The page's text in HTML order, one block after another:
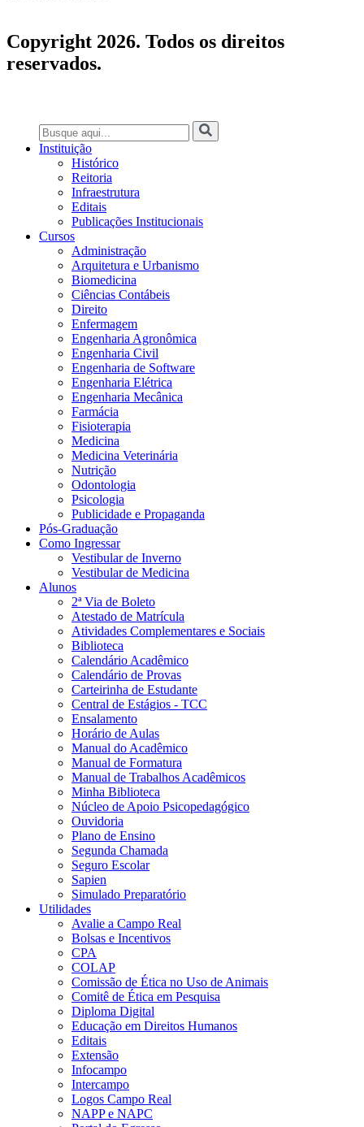
Copyright 2026. Todos os direitos
reservados.
Instituição
Histórico
Reitoria
Infraestrutura
Editais
Publicações Institucionais
Cursos
Administração
Arquitetura e Urbanismo
Biomedicina
Ciências Contábeis
Direito
Enfermagem
Engenharia Agronômica
Engenharia Civil
Engenharia de Software
Engenharia Elétrica
Engenharia Mecânica
Farmácia
Fisioterapia
Medicina
Medicina Veterinária
Nutrição
Odontologia
Psicologia
Publicidade e Propaganda
Pós-Graduação
Como Ingressar
Vestibular de Inverno
Vestibular de Medicina
Alunos
2ª Via de Boleto
Atestado de Matrícula
Atividades Complementares e Sociais
Biblioteca
Calendário Acadêmico
Calendário de Provas
Carteirinha de Estudante
Central de Estágios - TCC
Ensalamento
Horário de Aulas
Manual do Acadêmico
Manual de Formatura
Manual de Trabalhos Acadêmicos
Minha Biblioteca
Núcleo de Apoio Psicopedagógico
Ouvidoria
Plano de Ensino
Segunda Chamada
Seguro Escolar
Sapien
Simulado Preparatório
Utilidades
Avalie a Campo Real
Bolsas e Incentivos
CPA
COLAP
Comissão de Ética no Uso de Animais
Comitê de Ética em Pesquisa
Diploma Digital
Educação em Direitos Humanos
Editais
Extensão
Infocampo
Intercampo
Logos Campo Real
NAPP e NAPC